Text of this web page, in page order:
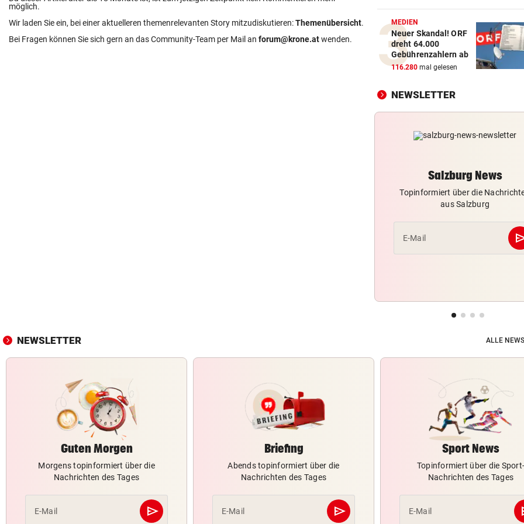
möglich.
Wir laden Sie ein, bei einer aktuelleren themenrelevanten Story mitzudiskutieren:Themenübersicht.
Bei Fragen können Sie sich gern an das Community-Team per Mail an forum@krone.atwenden.
Salzburg-Talent verletzte
früh im Spiel
RETTUNGSEINSATZ vor 19
Zwei Biker stürzten auf der
DREIMAL SO VIELE KÜHE
Dürre bringt jetzt auch
Schlachthöfe ans Limit
Urlauber-Kolonne rollt: Stau
Blockabfertigung
MEDIEN
Neuer Skandal! ORF
dreht 64.000
Gebührenzahlern ab
116.280 mal gelesen
NEWSLETTER
Salzburg News
Topinformiert über die
aus Salzburg
E-Mail
NEWSLETTER ALLE
Guten Morgen
Morgens topinformiert über die
Nachrichten des Tages
E-Mail send
Abschicken
Briefing
Abends topinformiert über die
Nachrichten des Tages
E-Mail send
Abschicken
Sport News
Topinformiert über die Sport-
Nachrichten des Tages
E-Mail